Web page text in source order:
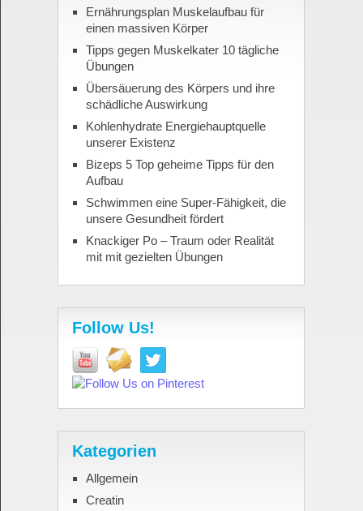
Ernährungsplan Muskelaufbau für
einen massiven Körper
Tipps gegen Muskelkater 10 tägliche
Übungen
Übersäuerung des Körpers und ihre
schädliche Auswirkung
Kohlenhydrate Energiehauptquelle
unserer Existenz
Bizeps 5 Top geheime Tipps für den
Aufbau
Schwimmen eine Super-Fähigkeit, die
unsere Gesundheit fördert
Knackiger Po – Traum oder Realität
mit mit gezielten Übungen
Follow Us!
Kategorien
Allgemein
Creatin